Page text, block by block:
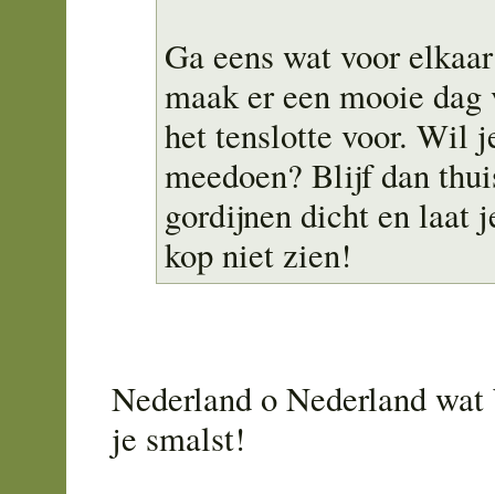
Ga eens wat voor
maak er een mooie
het tenslotte voor. Wil
meedoen? Blijf dan
gordijnen dicht en laat
kop niet zien!
Nederland o Nederland
je smalst!